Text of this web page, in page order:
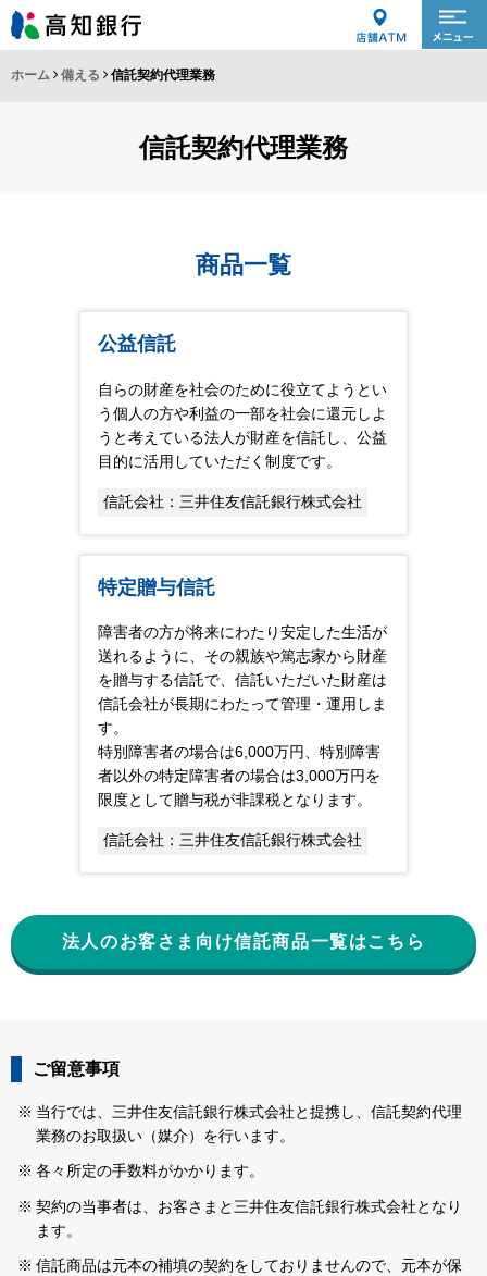
ホーム 備える 信託契約代理業務
信託契約代理業務
商品一覧
公益信託
自らの財産を社会のために役立てようとい
う個人の方や利益の一部を社会に還元しよ
うと考えている法人が財産を信託し、公益
目的に活用していただく制度です。
信託会社：三井住友信託銀行株式会社
特定贈与信託
障害者の方が将来にわたり安定した生活が
送れるように、その親族や篤志家から財産
を贈与する信託で、信託いただいた財産は
信託会社が長期にわたって管理・運用しま
す。
特別障害者の場合は6,000万円、特別障害
者以外の特定障害者の場合は3,000万円を
限度として贈与税が非課税となります。
信託会社：三井住友信託銀行株式会社
法人のお客さま向け信託商品一覧はこちら
ご留意事項
当行では、三井住友信託銀行株式会社と提携し、信託契約代理
業務のお取扱い（媒介）を行います。
各々所定の手数料がかかります。
契約の当事者は、お客さまと三井住友信託銀行株式会社となり
ます。
信託商品は元本の補填の契約をしておりませんので、元本が保